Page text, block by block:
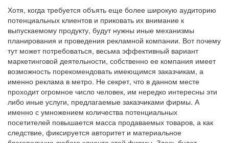
Хотя, когда требуется объять еще более широкую аудиторию
потенциальных клиентов и приковать их внимание к
выпускаемому продукту, будут нужны иные механизмы
планирования и проведения рекламной компании. Вот почему
тут может потребоваться, весьма эффективный вариант
маркетинговой деятельности, собственно ее компания имеет
возможность порекомендовать имеющимся заказчикам, а
именно реклама в метро. Не секрет, что в данном месте
проходит огромное число человек, им нередко интересны эти
либо иные услуги, предлагаемые заказчиками фирмы. А
именно с умножением количества потенциальных
посетителей повышается масса продаваемых товаров, а как
следствие, фиксируется авторитет и материальное